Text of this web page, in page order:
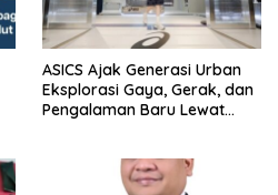
ASICS Ajak Generasi Urban
Eksplorasi Gaya, Gerak, dan
Pengalaman Baru Lewat